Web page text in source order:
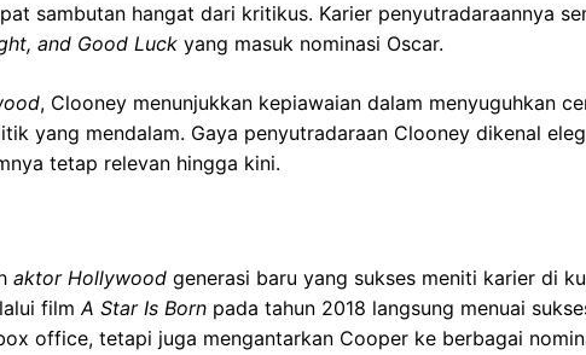
sambutan hangat dari kritikus. Karier penyutradaraannya
and Good Luck yang masuk nominasi Oscar.
, Clooney menunjukkan kepiawaian dalam menyuguhkan
yang mendalam. Gaya penyutradaraan Clooney dikenal
tetap relevan hingga kini.
aktor Hollywood generasi baru yang sukses meniti karier di
filmA Star Is Born pada tahun 2018 langsung menuai
office, tetapi juga mengantarkan Cooper ke berbagai